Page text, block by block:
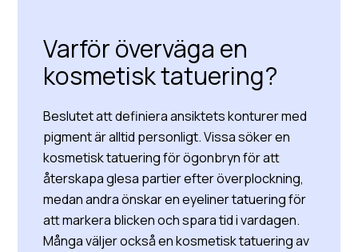
Varför överväga en
kosmetisk tatuering?
Beslutet att definiera ansiktets konturer med
pigment är alltid personligt. Vissa söker en
kosmetisk tatuering för ögonbryn för att
återskapa glesa partier efter överplockning,
medan andra önskar en eyeliner tatuering för
att markera blicken och spara tid i vardagen.
Många väljer också en kosmetisk tatuering av